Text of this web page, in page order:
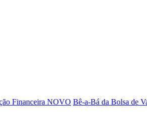
Financeira NOVO Bê-a-Bá da Bolsa de